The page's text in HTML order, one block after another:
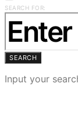
SEARCH FOR:
SEARCH
Input your